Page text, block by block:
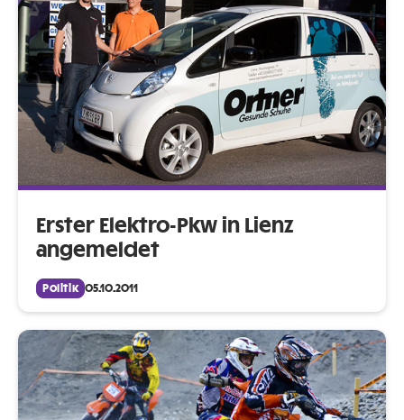
Erster Elektro-Pkw in Lienz
angemeldet
Politik 05.10.2011